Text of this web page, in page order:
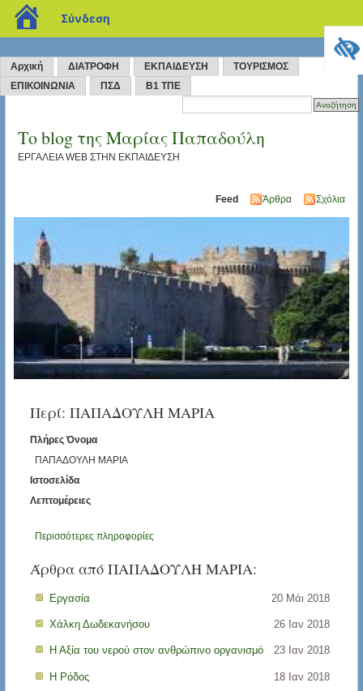
Αρχική ΔΙΑΤΡΟΦΗ ΕΚΠΑΙΔΕΥΣΗ
ΤΟΥΡΙΣΜΟΣ
ΕΠΙΚΟΙΝΩΝΙΑ
ΠΣΔ Β1 ΤΠΕ
Το blog της Μαρίας Παπαδούλη
ΕΡΓΑΛΕΙΑ WEB ΣΤΗΝ ΕΚΠΑΙΔΕΥΣΗ
Feed Άρθρα Σχόλια
Περί: ΠΑΠΑΔΟΥΛΗ ΜΑΡΙΑ
Πλήρες Όνομα
ΠΑΠΑΔΟΥΛΗ ΜΑΡΙΑ
Ιστοσελίδα
Λεπτομέρειες
Περισσότερες πληροφορίες
Άρθρα από ΠΑΠΑΔΟΥΛΗ ΜΑΡΙΑ:
20 Μάι 2018
Εργασία
26 Ιαν 2018
Χάλκη Δωδεκανήσου
23 Ιαν 2018
Η Αξία του νερού στον ανθρώπινο οργανισμό
18 Ιαν 2018
Η Ρόδος
blogs.sch.gr
Σύνδεση